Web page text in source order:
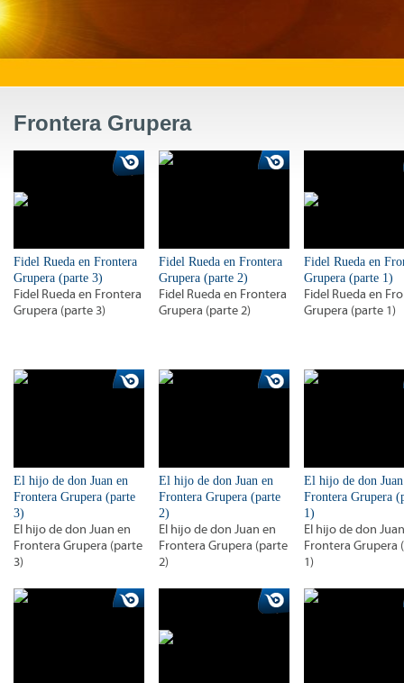
Frontera Grupera
Fidel Rueda en Frontera
Grupera (parte 3)
Fidel Rueda en Frontera
Grupera (parte 3)
Fidel Rueda en Frontera
Grupera (parte 2)
Fidel Rueda en Frontera
Grupera (parte 2)
Fidel Rueda en
Grupera (parte 1)
Fidel Rueda en
Grupera (parte 1)
El hijo de don Juan en
Frontera Grupera (parte
3)
El hijo de don Juan en
Frontera Grupera (parte
3)
El hijo de don Juan en
Frontera Grupera (parte
2)
El hijo de don Juan en
Frontera Grupera (parte
2)
El hijo de don
Frontera Grupera
1)
El hijo de don
Frontera Grupera
1)